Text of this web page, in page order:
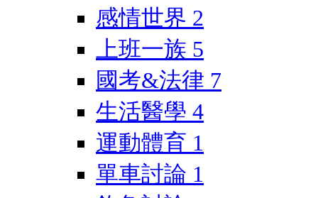
感情世界 2
上班一族 5
國考&法律 7
生活醫學 4
運動體育 1
單車討論 1